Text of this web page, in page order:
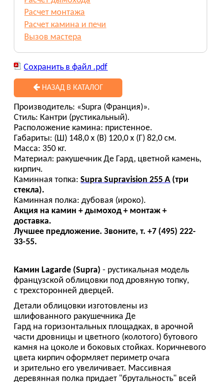
Расчет монтажа
Расчет камина и печи
Вызов мастера
Сохранить в файл .pdf
НАЗАД В КАТАЛОГ
Производитель: «Supra (Франция)».
Стиль: Кантри (рустикальный).
Расположение камина: пристенное.
Габариты: (Ш) 148,0 х (В) 120,0 х (Г) 82,0 см.
Масса: 350 кг.
Материал: ракушечник Де Гард, цветной камень,
кирпич.
Каминная топка:Supra Supravision 255 A (три
стекла).
Каминная полка: дубовая (ироко).
Акция на камин + дымоход + монтаж +
доставка.
Лучшее предложение. Звоните, т. +7 (495) 222-
33-55.
Камин Lagarde (Supra) - рустикальная модель
французской облицовки под дровяную топку,
с трехсторонней дверцей.
Детали облицовки изготовлены из
шлифованного ракушечника Де
Гард на горизонтальных площадках, в арочной
части дровницы и цветного (колотого) бутового
камня на цоколе и боковых стойках. Коричневого
цвета кирпич оформляет периметр очага
и зрительно его увеличивает. Массивная
деревянная полка придает "брутальность" всей